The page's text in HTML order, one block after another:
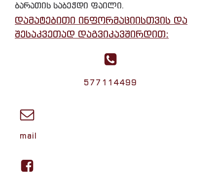
ბარათის საბეჭდი ფაილი.
დამატებითი ინფორმაციისთვის და
შესაკვეთად დაგვიკავშირდით:
577114499
mail